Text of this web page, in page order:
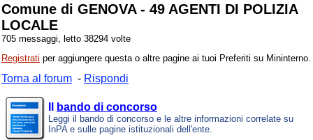
Comune di GENOVA - 49 AGENTI DI POLIZIA
LOCALE
705 messaggi, letto 38294 volte
Registrati per aggiungere questa o altre pagine ai tuoi Preferiti su Mininterno.
Torna al forum - Rispondi
bando di concorso
Leggi il bando di concorso e le altre informazioni correlate su
InPA e sulle pagine istituzionali dell'ente.